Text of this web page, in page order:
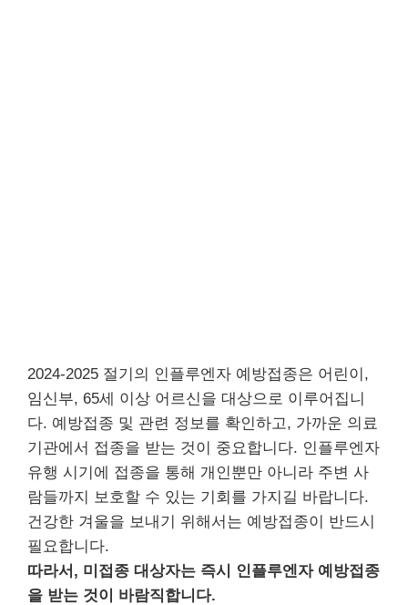
2024-2025 절기의 인플루엔자 예방접종은 어린이,
임신부, 65세 이상 어르신을 대상으로 이루어집니
다. 예방접종 및 관련 정보를 확인하고, 가까운 의료
기관에서 접종을 받는 것이 중요합니다. 인플루엔자
유행 시기에 접종을 통해 개인뿐만 아니라 주변 사
람들까지 보호할 수 있는 기회를 가지길 바랍니다.
건강한 겨울을 보내기 위해서는 예방접종이 반드시
필요합니다.
따라서, 미접종 대상자는 즉시 인플루엔자 예방접종
을 받는 것이 바람직합니다.